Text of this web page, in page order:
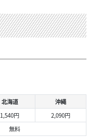
北海道
沖縄
1,540円
2,090円
無料